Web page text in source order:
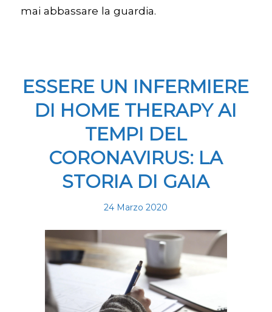
mai abbassare la guardia.
ESSERE UN INFERMIERE
DI HOME THERAPY AI
TEMPI DEL
CORONAVIRUS: LA
STORIA DI GAIA
24 Marzo 2020